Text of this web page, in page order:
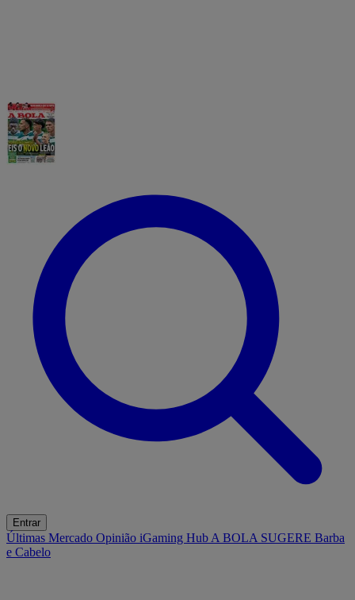
Entrar
Últimas Mercado Opinião iGaming Hub A BOLA SUGERE Barba
e Cabelo